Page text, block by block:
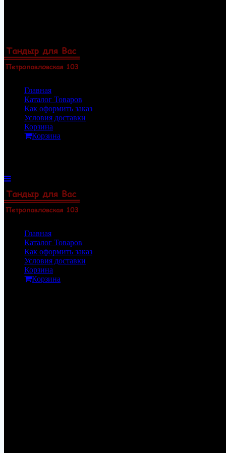
Главная
Каталог Товаров
Как оформить заказ
Условия доставки
Корзина
Корзина
Главная
Каталог Товаров
Как оформить заказ
Условия доставки
Корзина
Корзина